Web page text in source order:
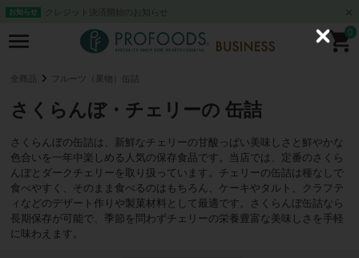
お知らせ クレジット決済開始のお知らせ
0
全商品 フルーツ（果物）缶詰
さくらんぼ・チェリーの 缶詰
さくらんぼの缶詰は、新鮮なチェリーの甘酸っぱい美味しさと鮮やかな
色合いを一年中楽しめる人気の保存食品です。当店では、定番のさくら
んぼとダークチェリーを取り扱っています。チェリーの缶詰は種なしで
食べやすく、そのまま食べるのはもちろん、ケーキやタルト、クラフテ
ィなどのデザート作りや製菓材料として最適です。さくらんぼ缶詰なら
長期保存が可能で、季節を問わずチェリーの栄養豊富な美味しさを手軽
に味わえます。
C